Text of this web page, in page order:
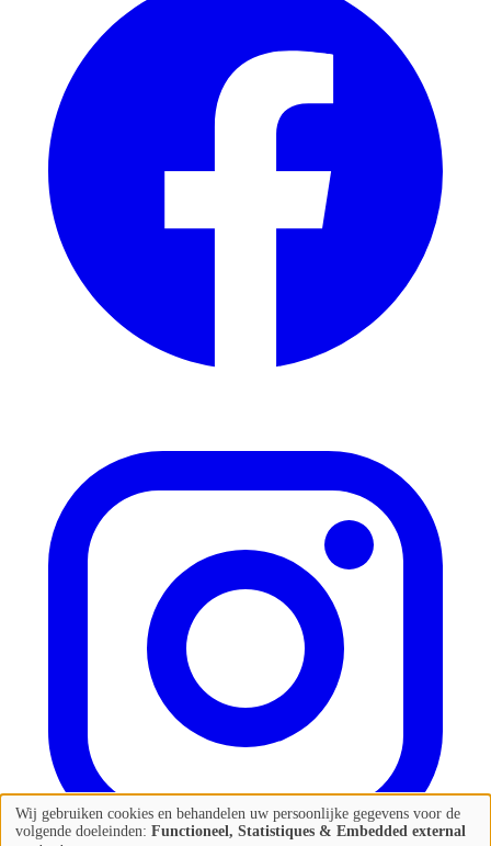
Gebruik
Wij gebruiken cookies en behandelen uw persoonlijke gegevens voor de
volgende doeleinden: Functioneel, Statistiques & Embedded external